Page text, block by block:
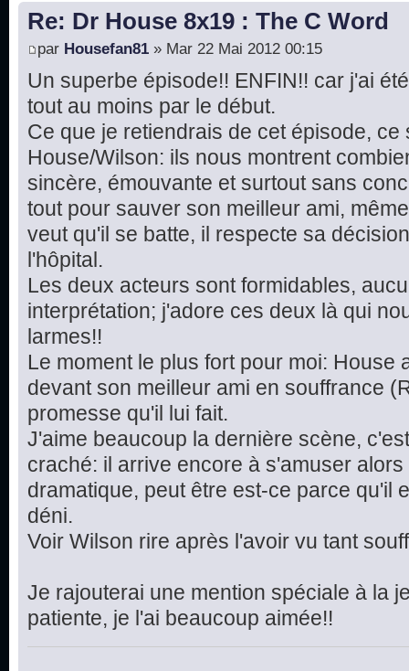
Re: Dr House 8x19 : The C Word
par Housefan81 » Mar 22 Mai 2012 00:15
Un superbe épisode!! ENFIN!! car j'ai
tout au moins par le début.
Ce que je retiendrais de cet épisode, ce
House/Wilson: ils nous montrent
sincère, émouvante et surtout sans
tout pour sauver son meilleur ami,
veut qu'il se batte, il respecte sa
l'hôpital.
Les deux acteurs sont formidables,
interprétation; j'adore ces deux là qui
larmes!!
Le moment le plus fort pour moi: House
devant son meilleur ami en souffrance
promesse qu'il lui fait.
J'aime beaucoup la dernière scène,
craché: il arrive encore à s'amuser
dramatique, peut être est-ce parce qu'il
déni.
Voir Wilson rire après l'avoir vu tant
Je rajouterai une mention spéciale à la
patiente, je l'ai beaucoup aimée!!